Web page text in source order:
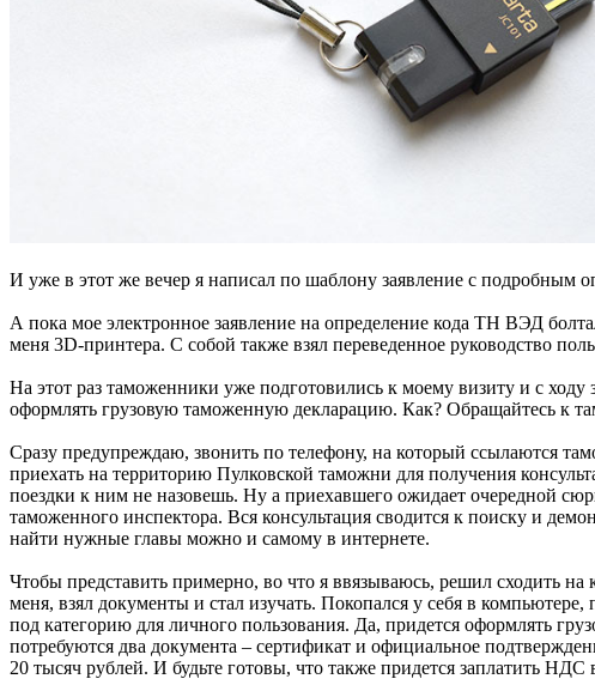
И уже в этот же вечер я написал по шаблону заявление с подробным
А пока мое электронное заявление на определение кода ТН ВЭД
меня 3D-принтера. С собой также взял переведенное руководство
На этот раз таможенники уже подготовились к моему визиту и с
оформлять грузовую таможенную декларацию. Как? Обращайтесь к
Сразу предупреждаю, звонить по телефону, на который ссылаются
приехать на территорию Пулковской таможни для получения
поездки к ним не назовешь. Ну а приехавшего ожидает очередной
таможенного инспектора. Вся консультация сводится к поиску и
найти нужные главы можно и самому в интернете.
Чтобы представить примерно, во что я ввязываюсь, решил сходить
меня, взял документы и стал изучать. Покопался у себя в
под категорию для личного пользования. Да, придется оформлять
потребуются два документа – сертификат и официальное
20 тысяч рублей. И будьте готовы, что также придется заплатить